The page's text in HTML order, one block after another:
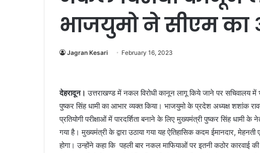
भाजयुमो ने सीएम का
Jagran Kesari February 16, 2023
देहरादून। उत्तराखण्ड में नकल विरोधी कानून लागू किये जाने पर सचिवालय में
पुष्कर सिंह धामी का आभार व्यक्त किया। भाजयुमो के प्रदेश अध्यक्ष शशांक
प्रतियोगी परीक्षाओं में पारदर्शिता बनाने के लिए मुख्यमंत्री पुष्कर सिंह धामी
गया है। मुख्यमंत्री के द्वारा उठाया गया यह ऐतिहासिक कदम ईमानदार,
होगा। उन्होंने कहा कि पहली बार नकल माफियाओं पर इतनी कठोर कारवाई